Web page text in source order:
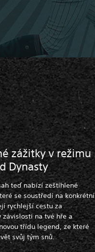
zážitky v režimu
Dynasty
teď nabízí zeštíhlené
se soustředí na konkrétní
rychlejší cestu za
závislosti na tvé hře a
třídu legend, ze které
svůj tým snů.